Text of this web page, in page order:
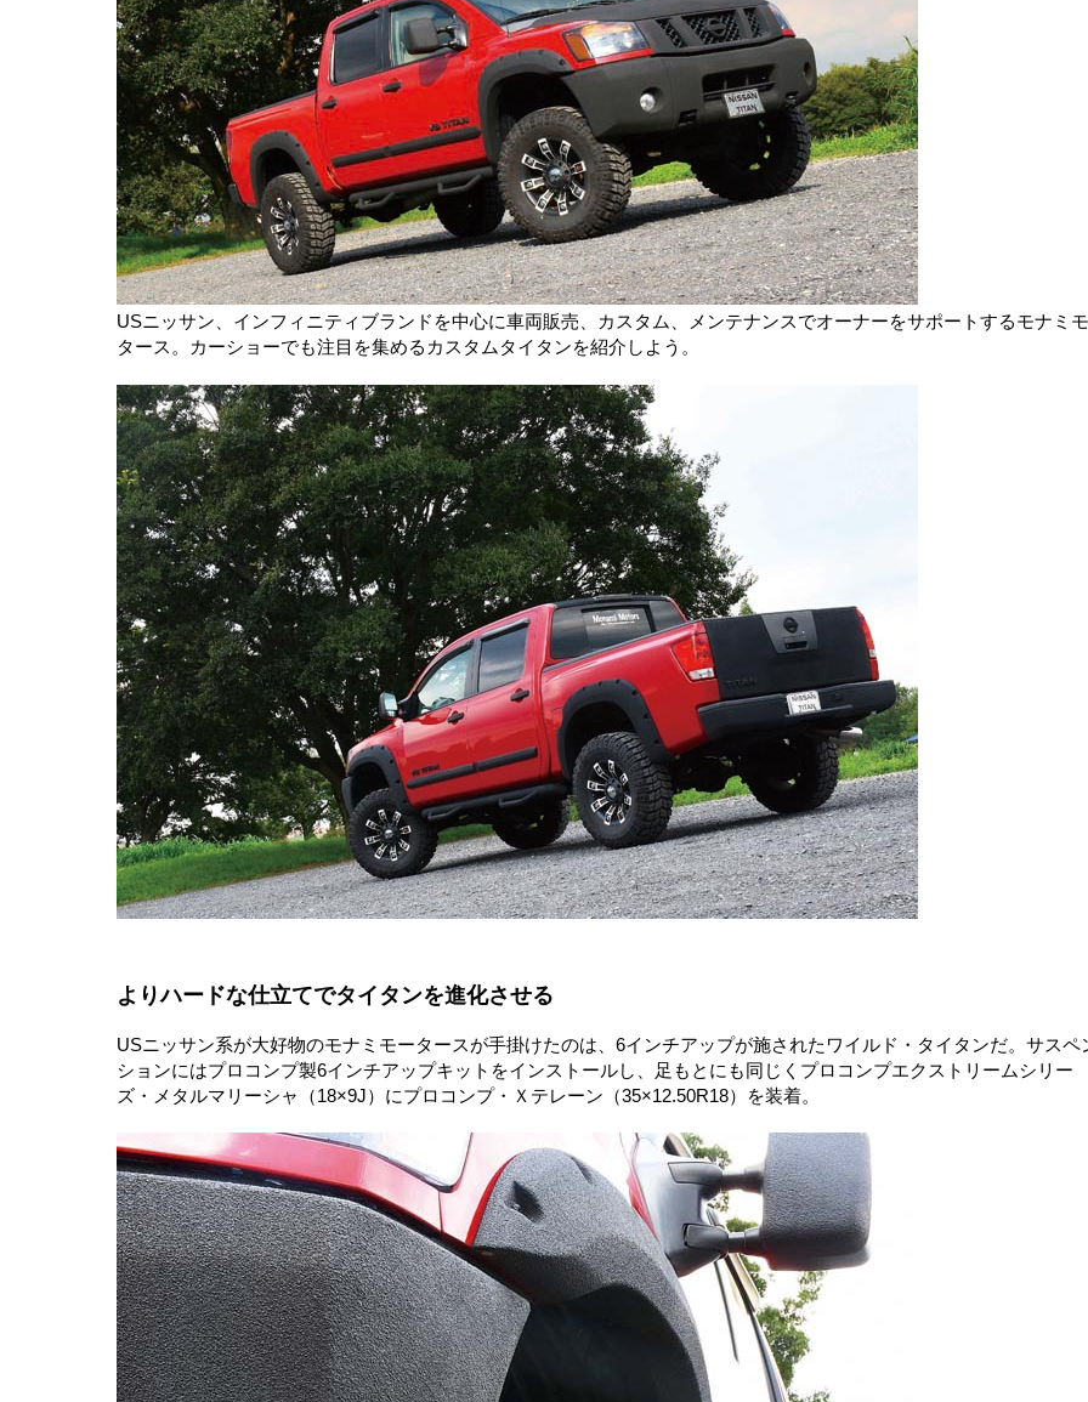
USニッサン、インフィニティブランドを中心に車両販売、カスタム、メンテナンスでオーナーをサポートするモナミ
タース。カーショーでも注目を集めるカスタムタイタンを紹介しよう。
よりハードな仕立てでタイタンを進化させる
USニッサン系が大好物のモナミモータースが手掛けたのは、6インチアップが施されたワイルド・タイタンだ。サスペ
ションにはプロコンプ製6インチアップキットをインストールし、足もとにも同じくプロコンプエクストリームシリー
ズ・メタルマリーシャ（18×9J）にプロコンプ・Ｘテレーン（35×12.50R18）を装着。